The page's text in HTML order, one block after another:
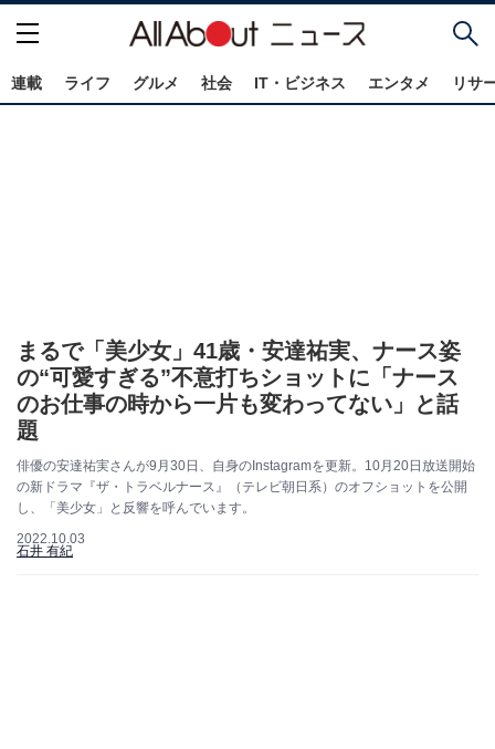
連載 ライフ グルメ 社会 IT・ビジネス エンタメ リサ
まるで「美少女」41歳・安達祐実、ナース姿
の“可愛すぎる”不意打ちショットに「ナース
のお仕事の時から一片も変わってない」と話
題
俳優の安達祐実さんが9月30日、自身のInstagramを更新。10月20日放送開始
の新ドラマ『ザ・トラベルナース』（テレビ朝日系）のオフショットを公開
し、「美少女」と反響を呼んでいます。
2022.10.03
石井 有紀